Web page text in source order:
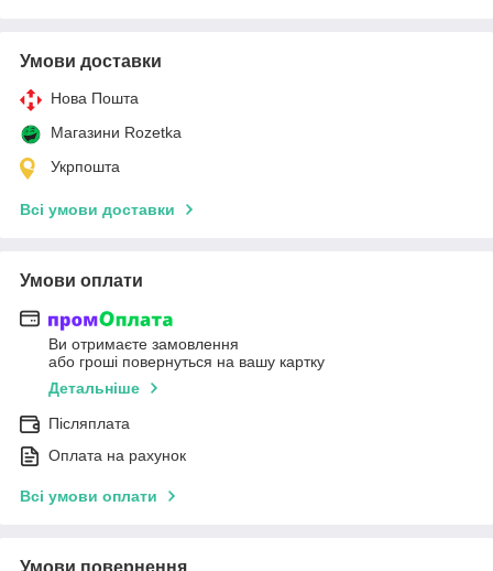
Умови доставки
Нова Пошта
Магазини Rozetka
Укрпошта
Всі умови доставки
Умови оплати
Ви отримаєте замовлення
або гроші повернуться на вашу картку
Детальніше
Післяплата
Оплата на рахунок
Всі умови оплати